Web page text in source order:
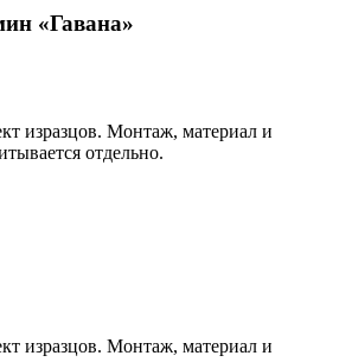
«Гавана»
изразцов. Монтаж, материал и
отдельно.
изразцов. Монтаж, материал и